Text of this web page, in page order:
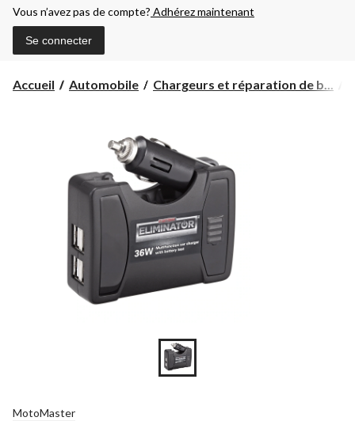
Vous n’avez pas de compte? Adhérez maintenant
Se connecter
Accueil Automobile Chargeurs et réparation de b...
MotoMaster